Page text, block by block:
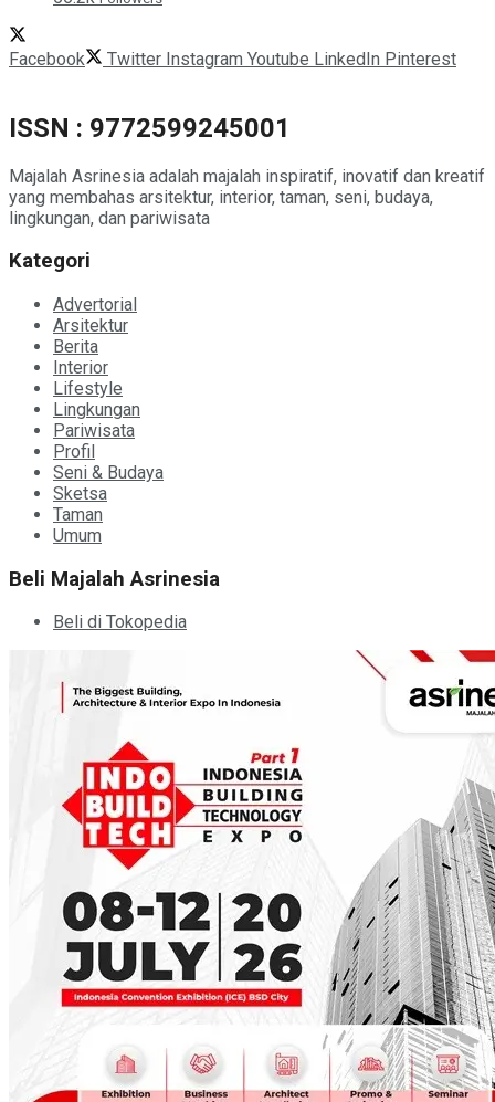
Facebook Twitter Instagram Youtube LinkedIn Pinterest
ISSN : 9772599245001
Majalah Asrinesia adalah majalah inspiratif, inovatif dan kreatif
yang membahas arsitektur, interior, taman, seni, budaya,
lingkungan, dan pariwisata
Kategori
Advertorial
Arsitektur
Berita
Interior
Lifestyle
Lingkungan
Pariwisata
Profil
Seni & Budaya
Sketsa
Taman
Umum
Beli Majalah Asrinesia
Beli di Tokopedia